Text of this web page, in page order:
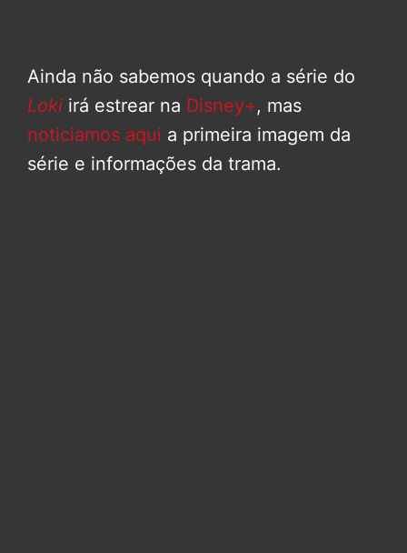
Ainda não sabemos quando a série do
Loki irá estrear na Disney+, mas
noticiamos aqui a primeira imagem da
série e informações da trama.